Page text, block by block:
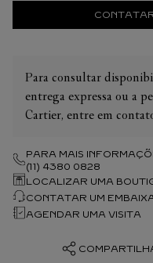
Para consultar
entrega expressa ou a
Cartier, entre em
PARA MAIS
(11) 4380 0828
LOCALIZAR UMA
CONTATAR UM
AGENDAR UMA VISITA